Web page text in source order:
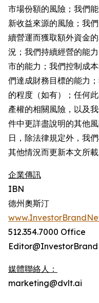
市場份額的風險；我們
新收益來源的風險；我
續營運而獲取額外資金
況；我們持續經營的能
市的能力；我們控制成
們達成財務目標的能力
的程度（如有）；任何
產權的相關風險，以及
件中更詳盡說明的其他
日，除法律規定外，我
其他情況而更新本文所載
企業傳訊
IBN
德州奧斯汀
512.354.7000 Office
媒體聯絡人：
marketing@dvlt.ai